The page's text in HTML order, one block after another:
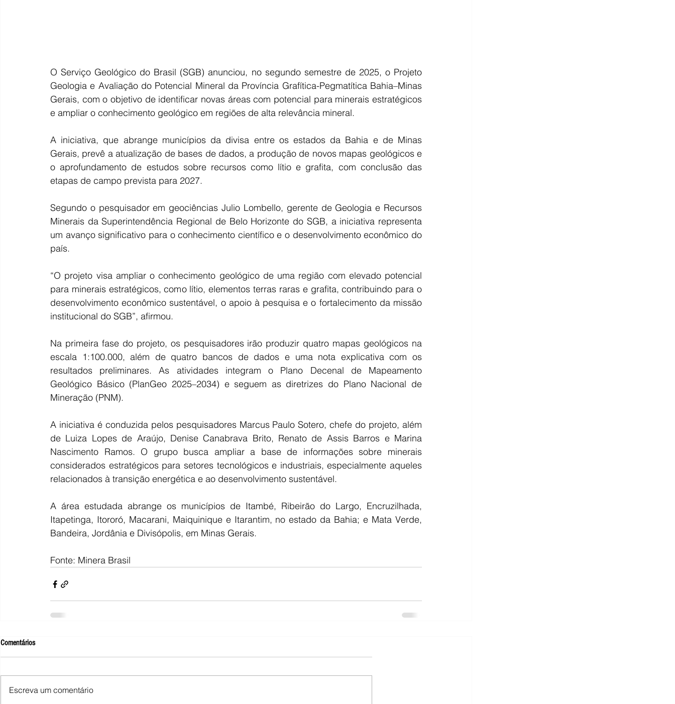
O Serviço Geológico do Brasil (SGB) anunciou, no segundo semestre de 2025, o Projeto
Geologia e Avaliação do Potencial Mineral da Província Grafítica-Pegmatítica Bahia–Minas
Gerais, com o objetivo de identificar novas áreas com potencial para minerais estratégicos
e ampliar o conhecimento geológico em regiões de alta relevância mineral.
A iniciativa, que abrange municípios da divisa entre os estados da Bahia e de Minas
Gerais, prevê a atualização de bases de dados, a produção de novos mapas geológicos e
o aprofundamento de estudos sobre recursos como lítio e grafita, com conclusão das
etapas de campo prevista para 2027.
Segundo o pesquisador em geociências Julio Lombello, gerente de Geologia e Recursos
Minerais da Superintendência Regional de Belo Horizonte do SGB, a iniciativa representa
um avanço significativo para o conhecimento científico e o desenvolvimento econômico do
país.
“O projeto visa ampliar o conhecimento geológico de uma região com elevado potencial
para minerais estratégicos, como lítio, elementos terras raras e grafita, contribuindo para o
desenvolvimento econômico sustentável, o apoio à pesquisa e o fortalecimento da missão
institucional do SGB”, afirmou.
Na primeira fase do projeto, os pesquisadores irão produzir quatro mapas geológicos na
escala 1:100.000, além de quatro bancos de dados e uma nota explicativa com os
resultados preliminares. As atividades integram o Plano Decenal de Mapeamento
Geológico Básico (PlanGeo 2025–2034) e seguem as diretrizes do Plano Nacional de
Mineração (PNM).
A iniciativa é conduzida pelos pesquisadores Marcus Paulo Sotero, chefe do projeto, além
de Luiza Lopes de Araújo, Denise Canabrava Brito, Renato de Assis Barros e Marina
Nascimento Ramos. O grupo busca ampliar a base de informações sobre minerais
considerados estratégicos para setores tecnológicos e industriais, especialmente aqueles
relacionados à transição energética e ao desenvolvimento sustentável.
A área estudada abrange os municípios de Itambé, Ribeirão do Largo, Encruzilhada,
Itapetinga, Itororó, Macarani, Maiquinique e Itarantim, no estado da Bahia; e Mata Verde,
Bandeira, Jordânia e Divisópolis, em Minas Gerais.
Fonte: Minera Brasil
Comentários
Escreva um comentário